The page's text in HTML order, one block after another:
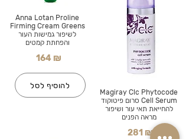
Anna Lotan Proline
Firming Cream Greens
לשיפור גמישות העור
והפחתת קמטים
164 ₪
להוסיף לסל
Magiray Clc Phytocode
Cell Serum סרום פיטוקוד
להחייאת תאי עור ושיפור
מראה הפנים
281 ₪